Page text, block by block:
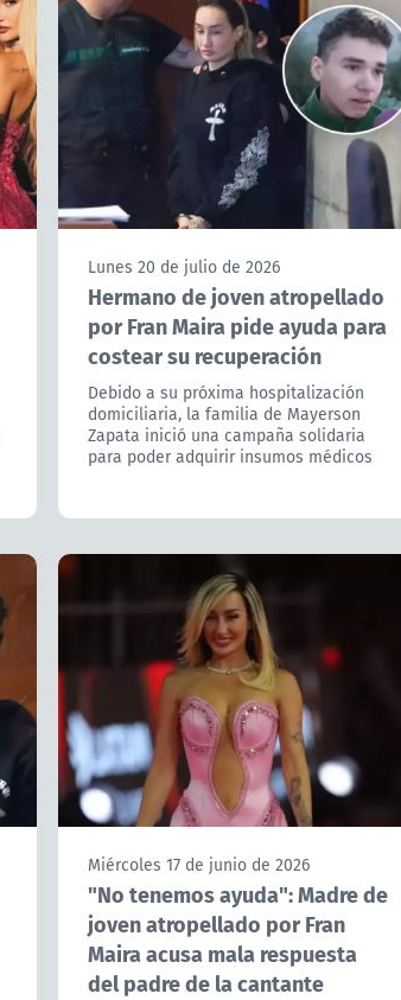
Lunes 20 de julio de 2026
Hermano de joven atropellado
por Fran Maira pide ayuda para
costear su recuperación
Debido a su próxima hospitalización
domiciliaria, la familia de Mayerson
Zapata inició una campaña solidaria
para poder adquirir insumos médicos
Miércoles 17 de junio de 2026
"No tenemos ayuda": Madre de
joven atropellado por Fran
Maira acusa mala respuesta
del padre de la cantante